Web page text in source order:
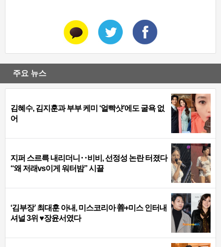
주요 뉴스
김혜수, 김지훈과 부부 케미 ‘얼빡샷’에도 굴욕 없
어
지퍼 스르륵 내리더니‥비비, 선정성 논란 터졌다
“왜 저래vs이게 워터밤” 시끌
‘김부장’ 최대훈 아내, 미스코리아 善+미스 인터내
셔널 3위 ♥장윤서였다